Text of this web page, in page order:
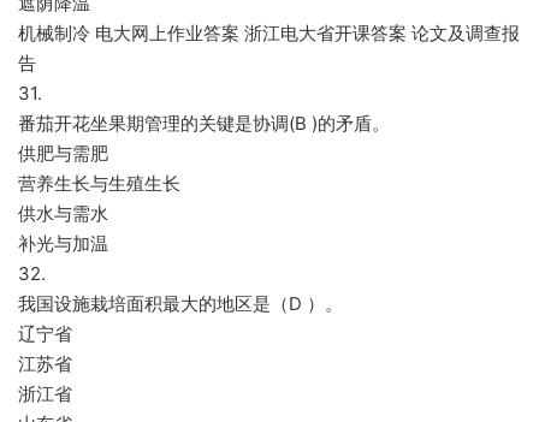
机械制冷 电大网上作业答案 浙江电大省开课答案 论文及调查报
告
31.
番茄开花坐果期管理的关键是协调(B )的矛盾。
供肥与需肥
营养生长与生殖生长
供水与需水
补光与加温
32.
我国设施栽培面积最大的地区是（D ）。
辽宁省
江苏省
浙江省